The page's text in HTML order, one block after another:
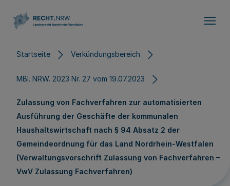
Startseite Verkündungsbereich
MBl. NRW. 2023 Nr. 27 vom 19.07.2023
Zulassung von Fachverfahren zur automatisierten
Ausführung der Geschäfte der kommunalen
Haushaltswirtschaft nach § 94 Absatz 2 der
Gemeindeordnung für das Land Nordrhein-Westfalen
(Verwaltungsvorschrift Zulassung von Fachverfahren –
VwV Zulassung Fachverfahren)